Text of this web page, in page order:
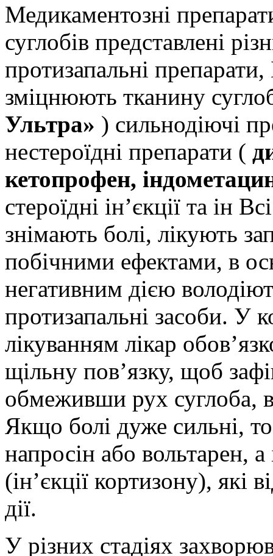
Медикаментозні
суглобів представлені
протизапальні
зміцнюють тканину
Ультра» ) сильнодіючі
нестероїдні препарати (
кетопрофен,
стероїдні ін’єкції та ін
знімають болі, лікують
побічними ефектами, в
негативним дією
протизапальні засоби. У
лікуванням лікар
щільну пов’язку, щоб
обмеживши рух суглоба,
Якщо болі дуже сильні,
напросін або вольтарен, а
(ін’єкції кортизону), які
дії.
У різних стадіях